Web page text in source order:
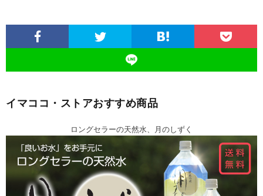
イマココ・ストアおすすめ商品
ロングセラーの天然水、月のしずく